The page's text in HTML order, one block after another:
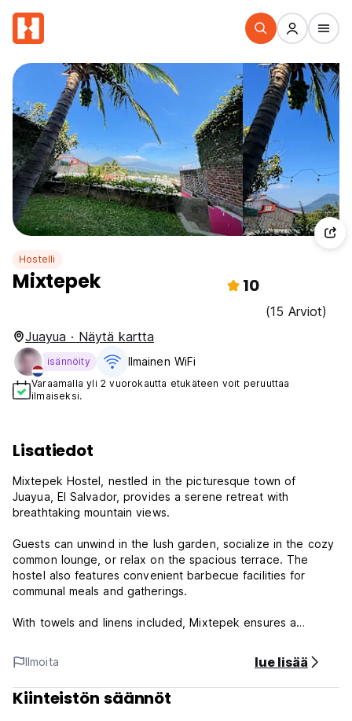
Hostelli
Mixtepek 10
(15 Arviot)
Juayua · Näytä kartta
isännöity Ilmainen WiFi
Varaamalla yli 2 vuorokautta etukäteen voit peruuttaa
ilmaiseksi.
Lisatiedot
Mixtepek Hostel, nestled in the picturesque town of
Juayua, El Salvador, provides a serene retreat with
breathtaking mountain views.
Guests can unwind in the lush garden, socialize in the cozy
common lounge, or relax on the spacious terrace. The
hostel also features convenient barbecue facilities for
communal meals and gatherings.
With towels and linens included, Mixtepek ensures a
Mixtepek Policy and Conditions:
Cancellation Policy: 1 day before arrival. In case of a late
Ilmoita lue lisää
Kiinteistön säännöt